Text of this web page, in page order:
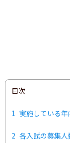
目次
1 実施している
2 各入試の募集人